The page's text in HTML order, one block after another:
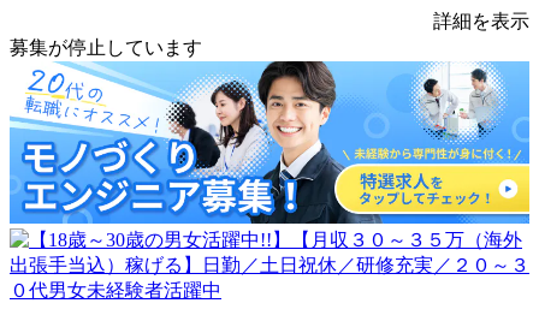
詳細を表示
募集が停止しています